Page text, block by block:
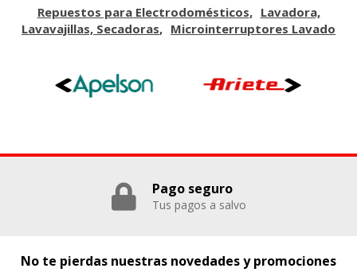
Repuestos para Electrodomésticos
Lavadora,
Lavavajillas, Secadoras
Microinterruptores Lavado
Pago seguro
Tus pagos a salvo
No te pierdas nuestras novedades y promociones
_evAd, _evCoupon, _evSubscription, _evPromt
GUARDAR CONFIGURACIÓN
Puedes volver a configurar tus cookies desde la sección